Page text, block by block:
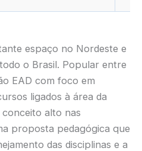
espaço no Nordeste e
o Brasil. Popular entre
EAD com foco em
ligados à área da
alto nas
proposta pedagógica que
das disciplinas e a